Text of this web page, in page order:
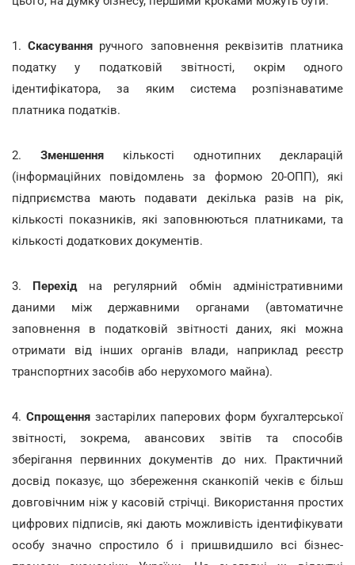
1.Скасування ручного заповнення реквізитів платника
податку у податковій звітності, окрім одного
ідентифікатора, за яким система розпізнаватиме
платника податків.
2. Зменшення кількості однотипних декларацій
(інформаційних повідомлень за формою 20-ОПП), які
підприємства мають подавати декілька разів на рік,
кількості показників, які заповнюються платниками, та
кількості додаткових документів.
3. Перехідна регулярний обмін адміністративними
даними між державними органами (автоматичне
заповнення в податковій звітності даних, які можна
отримати від інших органів влади, наприклад реєстр
транспортних засобів або нерухомого майна).
4. Спрощення застарілих паперових форм бухгалтерської
звітності, зокрема, авансових звітів та способів
зберігання первинних документів до них. Практичний
досвід показує, що збереження сканкопій чеків є більш
довговічним ніж у касовій стрічці. Використання простих
цифрових підписів, які дають можливість ідентифікувати
особу значно спростило б і пришвидшило всі бізнес-